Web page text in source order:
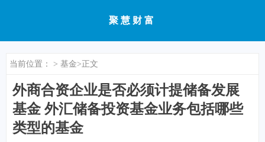
聚慧财富
当前位置： > 基金>正文
外商合资企业是否必须计提储备发展
基金 外汇储备投资基金业务包括哪些
类型的基金